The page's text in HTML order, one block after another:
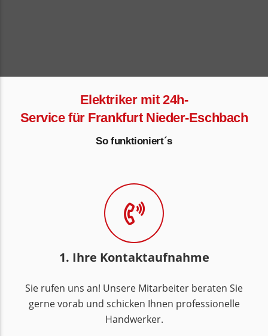
Elektriker mit 24h-
Service für Frankfurt Nieder-Eschbach
So funktioniert´s
1. Ihre Kontaktaufnahme
Sie rufen uns an! Unsere Mitarbeiter beraten Sie
gerne vorab und schicken Ihnen professionelle
Handwerker.